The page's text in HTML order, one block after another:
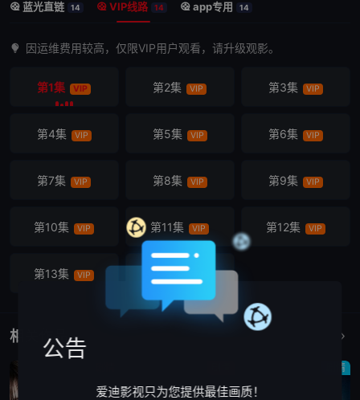
 蓝光直链 14  VIP线路 14  app专用 14
因运维费用较高，仅限VIP用户观看，请升级观影。
第1集 VIP 第2集 VIP 第3集 VIP
第4集 VIP 第5集 VIP 第6集 VIP
第7集 VIP 第8集 VIP 第9集 VIP
第10集 VIP 第11集 VIP 第12集 VIP
第13集 VIP 第14集
相关作品
剧情
公告
爱迪影视只为您提供最佳画质！